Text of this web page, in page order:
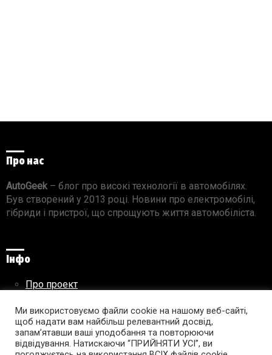
Про нас
AutoGeek– блог про високі технології в автомобілях.
Був створений у 2013 році. Новини про електромобілі,
гібриди і пристрої, що спрощують життя автомобіліста.
Інфо
Про проект
Правила використання матеріалів
Ми використовуємо файли cookie на нашому веб-сайті,
щоб надати вам найбільш релевантний досвід,
запам’ятавши ваші уподобання та повторюючи
відвідування. Натискаючи “ПРИЙНЯТИ УСІ”, ви